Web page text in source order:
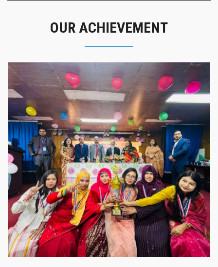
OUR ACHIEVEMENT
গৌরবের মুহূর্ত
গৌরবের মুহূর্ত